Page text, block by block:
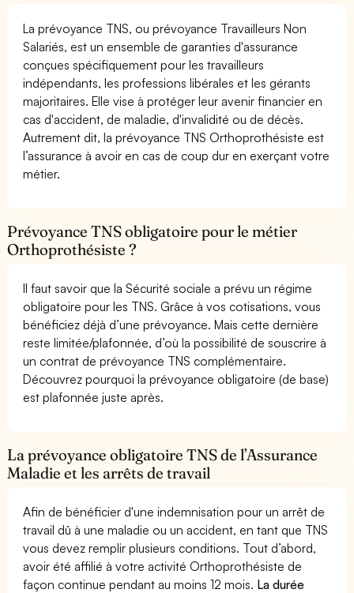
La prévoyance TNS, ou prévoyance Travailleurs Non
Salariés, est un ensemble de garanties d'assurance
conçues spécifiquement pour les travailleurs
indépendants, les professions libérales et les gérants
majoritaires. Elle vise à protéger leur avenir financier en
cas d'accident, de maladie, d'invalidité ou de décès.
Autrement dit, la prévoyance TNS Orthoprothésiste est
l’assurance à avoir en cas de coup dur en exerçant votre
métier.
Prévoyance TNS obligatoire pour le métier
Orthoprothésiste ?
Il faut savoir que la Sécurité sociale a prévu un régime
obligatoire pour les TNS. Grâce à vos cotisations, vous
bénéficiez déjà d’une prévoyance. Mais cette dernière
reste limitée/plafonnée, d’où la possibilité de souscrire à
un contrat de prévoyance TNS complémentaire.
Découvrez pourquoi la prévoyance obligatoire (de base)
est plafonnée juste après.
La prévoyance obligatoire TNS de l’Assurance
Maladie et les arrêts de travail
Afin de bénéficier d'une indemnisation pour un arrêt de
travail dû à une maladie ou un accident, en tant que TNS
vous devez remplir plusieurs conditions. Tout d’abord,
avoir été affilié à votre activité Orthoprothésiste de
façon continue pendant au moins 12 mois. La durée